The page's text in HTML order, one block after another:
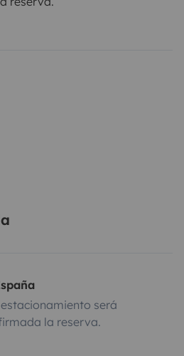
será
la reserva.